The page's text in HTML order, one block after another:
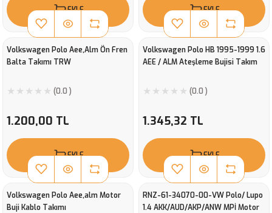
EKLE EKLE
Volkswagen Polo Aee,Alm Ön Fren
Balta Takımı TRW
(0.0 )
1.200,00 TL
EKLE
Volkswagen Polo HB 1995-1999 1.6
AEE / ALM Ateşleme Bujisi Takım
(0.0 )
1.345,32 TL
EKLE
Volkswagen Polo Aee,alm Motor
Buji Kablo Takımı
RNZ-61-34070-00-VW Polo/ Lupo
1.4 AKK/AUD/AKP/ANW MPİ Motor